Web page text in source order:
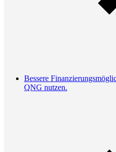
Bessere
QNG nutzen.